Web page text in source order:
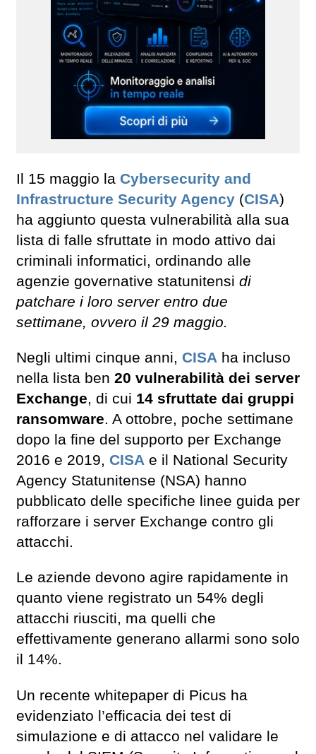
Il 15 maggio la Cybersecurity and
Infrastructure Security Agency (CISA)
ha aggiunto questa vulnerabilità alla sua
lista di falle sfruttate in modo attivo dai
criminali informatici, ordinando alle
agenzie governative statunitensi di
patchare i loro server entro due
settimane, ovvero il 29 maggio.
Negli ultimi cinque anni, CISA ha incluso
nella lista ben 20 vulnerabilità dei server
Exchange, di cui 14 sfruttate dai gruppi
ransomware. A ottobre, poche settimane
dopo la fine del supporto per Exchange
2016 e 2019, CISA e il National Security
Agency Statunitense (NSA) hanno
pubblicato delle specifiche linee guida per
rafforzare i server Exchange contro gli
attacchi.
Le aziende devono agire rapidamente in
quanto viene registrato un 54% degli
attacchi riusciti, ma quelli che
effettivamente generano allarmi sono solo
il 14%.
Un recente whitepaper di Picus ha
evidenziato l’efficacia dei test di
simulazione e di attacco nel validare le